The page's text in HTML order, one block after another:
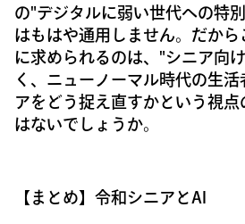
の"デジタルに弱い世代への特
はもはや通用しません。だから
に求められるのは、"シニア向
く、ニューノーマル時代の生
アをどう捉え直すかという視
はないでしょうか。
【まとめ】令和シニアとAI